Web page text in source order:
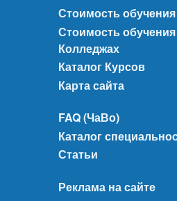
Стоимость
Стоимость
Колледжах
Каталог Курсов
Карта сайта
FAQ (ЧаВо)
Каталог
Статьи
Реклама на сайте